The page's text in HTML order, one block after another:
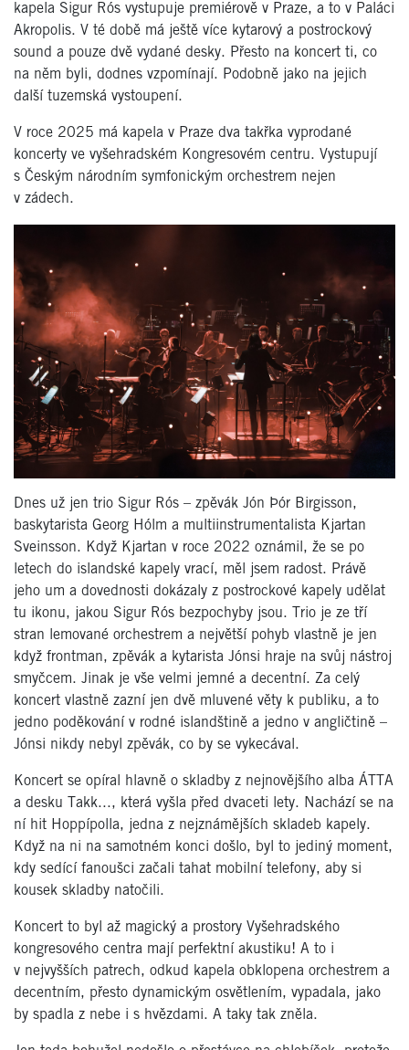
kapela Sigur Rós vystupuje premiérově v Praze, a to v Paláci
Akropolis. V té době má ještě více kytarový a postrockový
sound a pouze dvě vydané desky. Přesto na koncert ti, co
na něm byli, dodnes vzpomínají. Podobně jako na jejich
další tuzemská vystoupení.
V roce 2025 má kapela v Praze dva takřka vyprodané
koncerty ve vyšehradském Kongresovém centru. Vystupují
s Českým národním symfonickým orchestrem nejen
v zádech.
Dnes už jen trio Sigur Rós – zpěvák Jón Þór Birgisson,
baskytarista Georg Hólm a multiinstrumentalista Kjartan
Sveinsson. Když Kjartan v roce 2022 oznámil, že se po
letech do islandské kapely vrací, měl jsem radost. Právě
jeho um a dovednosti dokázaly z postrockové kapely udělat
tu ikonu, jakou Sigur Rós bezpochyby jsou. Trio je ze tří
stran lemované orchestrem a největší pohyb vlastně je jen
když frontman, zpěvák a kytarista Jónsi hraje na svůj nástroj
smyčcem. Jinak je vše velmi jemné a decentní. Za celý
koncert vlastně zazní jen dvě mluvené věty k publiku, a to
jedno poděkování v rodné islandštině a jedno v angličtině –
Jónsi nikdy nebyl zpěvák, co by se vykecával.
Koncert se opíral hlavně o skladby z nejnovějšího alba ÁTTA
a desku Takk..., která vyšla před dvaceti lety. Nachází se na
ní hit Hoppípolla, jedna z nejznámějších skladeb kapely.
Když na ni na samotném konci došlo, byl to jediný moment,
kdy sedící fanoušci začali tahat mobilní telefony, aby si
kousek skladby natočili.
Koncert to byl až magický a prostory Vyšehradského
kongresového centra mají perfektní akustiku! A to i
v nejvyšších patrech, odkud kapela obklopena orchestrem a
decentním, přesto dynamickým osvětlením, vypadala, jako
by spadla z nebe i s hvězdami. A taky tak zněla.